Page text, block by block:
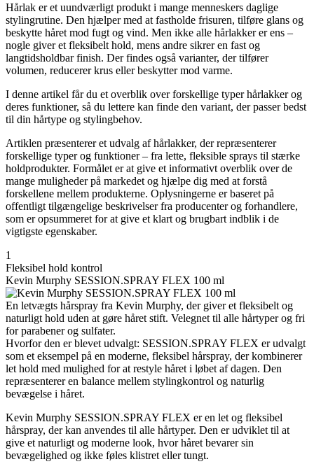
Hårlak er et uundværligt produkt i mange menneskers daglige
stylingrutine. Den hjælper med at fastholde frisuren, tilføre glans og
beskytte håret mod fugt og vind. Men ikke alle hårlakker er ens –
nogle giver et fleksibelt hold, mens andre sikrer en fast og
langtidsholdbar finish. Der findes også varianter, der tilfører
volumen, reducerer krus eller beskytter mod varme.
I denne artikel får du et overblik over forskellige typer hårlakker og
deres funktioner, så du lettere kan finde den variant, der passer bedst
til din hårtype og stylingbehov.
Artiklen præsenterer et udvalg af hårlakker, der repræsenterer
forskellige typer og funktioner – fra lette, fleksible sprays til stærke
holdprodukter. Formålet er at give et informativt overblik over de
mange muligheder på markedet og hjælpe dig med at forstå
forskellene mellem produkterne. Oplysningerne er baseret på
offentligt tilgængelige beskrivelser fra producenter og forhandlere,
som er opsummeret for at give et klart og brugbart indblik i de
vigtigste egenskaber.
1
Fleksibel hold kontrol
Kevin Murphy SESSION.SPRAY FLEX 100 ml
En letvægts hårspray fra Kevin Murphy, der giver et fleksibelt og
naturligt hold uden at gøre håret stift. Velegnet til alle hårtyper og fri
for parabener og sulfater.
Hvorfor den er blevet udvalgt: SESSION.SPRAY FLEX er udvalgt
som et eksempel på en moderne, fleksibel hårspray, der kombinerer
let hold med mulighed for at restyle håret i løbet af dagen. Den
repræsenterer en balance mellem stylingkontrol og naturlig
bevægelse i håret.
Kevin Murphy SESSION.SPRAY FLEX er en let og fleksibel
hårspray, der kan anvendes til alle hårtyper. Den er udviklet til at
give et naturligt og moderne look, hvor håret bevarer sin
bevægelighed og ikke føles klistret eller tungt.